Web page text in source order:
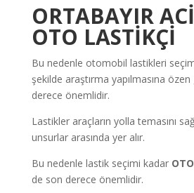
ORTABAYIR
OTO LASTİKÇİ
Bu nedenle otomobil lastikleri
şekilde araştırma yapılmasına
derece önemlidir.
Lastikler araçların yolla temasını
unsurlar arasında yer alır.
Bu nedenle lastik seçimi kadar
de son derece önemlidir.